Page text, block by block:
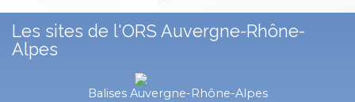
Les sites de l'ORS Auvergne-Rhône-
Alpes
Balises Auvergne-Rhône-Alpes